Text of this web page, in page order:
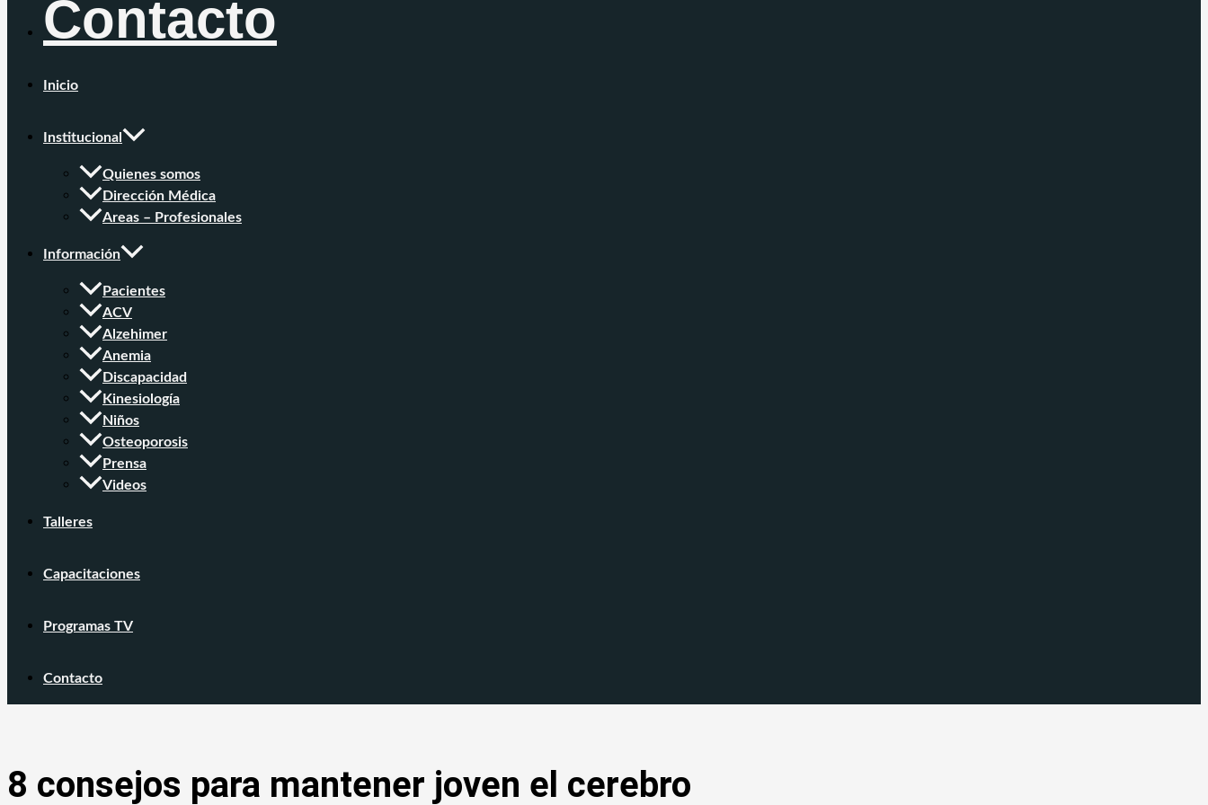
Contacto
Inicio
Institucional
Quienes somos
Dirección Médica
Areas – Profesionales
Información
Pacientes
ACV
Alzehimer
Anemia
Discapacidad
Kinesiología
Niños
Osteoporosis
Prensa
Videos
Talleres
Capacitaciones
Programas TV
Contacto
8 consejos para mantener joven el cerebro